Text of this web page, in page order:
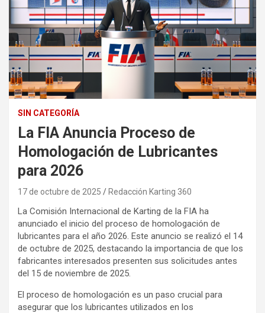
SIN CATEGORÍA
La FIA Anuncia Proceso de
Homologación de Lubricantes
para 2026
17 de octubre de 2025 Redacción Karting 360
La Comisión Internacional de Karting de la FIA ha
anunciado el inicio del proceso de homologación de
lubricantes para el año 2026. Este anuncio se realizó el 14
de octubre de 2025, destacando la importancia de que los
fabricantes interesados presenten sus solicitudes antes
del 15 de noviembre de 2025.
El proceso de homologación es un paso crucial para
asegurar que los lubricantes utilizados en los